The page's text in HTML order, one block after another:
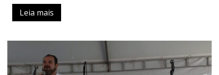
Leia mais